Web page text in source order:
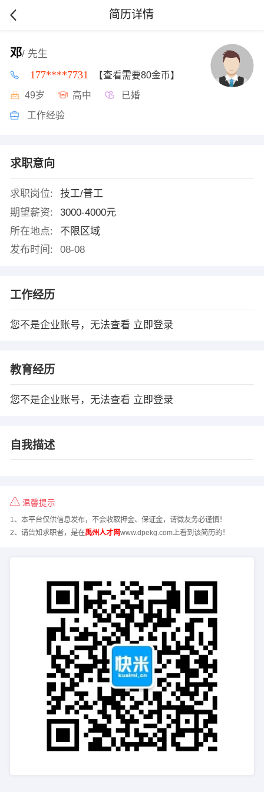
简历详情
邓/ 先生
177****7731 【查看需要80金币】
49岁 高中 已婚
工作经验
求职意向
求职岗位:
技工/普工
期望薪资:
3000-4000元
所在地点:
不限区域
发布时间:
08-08
工作经历
您不是企业账号，无法查看 立即登录
教育经历
您不是企业账号，无法查看 立即登录
自我描述
温馨提示
1、本平台仅供信息发布，不会收取押金、保证金，请微友务必谨慎！
2、请告知求职者，是在禹州人才网www.dpekg.com上看到该简历的！